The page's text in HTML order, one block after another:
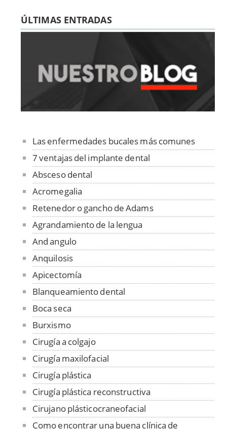
ÚLTIMAS ENTRADAS
Las enfermedades bucales más comunes
7 ventajas del implante dental
Absceso dental
Acromegalia
Retenedor o gancho de Adams
Agrandamiento de la lengua
And angulo
Anquilosis
Apicectomía
Blanqueamiento dental
Boca seca
Burxismo
Cirugía a colgajo
Cirugía maxilofacial
Cirugía plástica
Cirugía plástica reconstructiva
Cirujano plásticocraneofacial
Como encontrar una buena clínica de